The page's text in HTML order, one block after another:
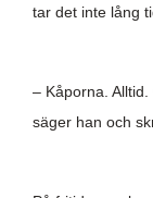
tar det inte lång
– Kåporna.
säger han och